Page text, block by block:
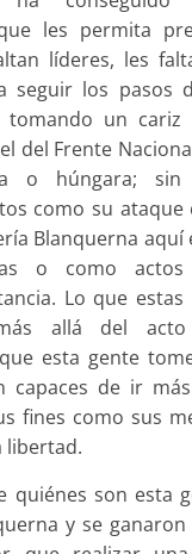
les permita
líderes, les
seguir los pasos
tomando un cariz
del Frente
o húngara; sin
como su ataque
Blanquerna aquí
o como
Lo que estas
allá del
esta gente
capaces de ir
fines como sus
libertad.
quiénes son esta
y se